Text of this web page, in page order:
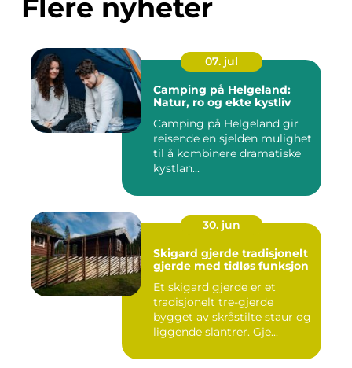
Flere nyheter
07. jul
Camping på Helgeland:
Natur, ro og ekte kystliv
Camping på Helgeland gir
reisende en sjelden mulighet
til å kombinere dramatiske
kystlan...
30. jun
Skigard gjerde tradisjonelt
gjerde med tidløs funksjon
Et skigard gjerde er et
tradisjonelt tre-gjerde
bygget av skråstilte staur og
liggende slantrer. Gje...